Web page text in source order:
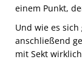
einem Punkt,
Und wie es
anschließend
mit Sekt